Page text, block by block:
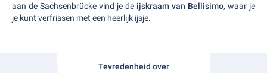
aan de Sachsenbrücke vind je de ijskraam van Bellisimo, waar je
je kunt verfrissen met een heerlijk ijsje.
Tevredenheid over